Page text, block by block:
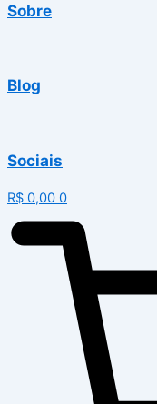
Sobre
Blog
Sociais
R$ 0,00 0